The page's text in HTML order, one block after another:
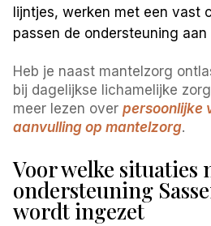
lijntjes, werken met een vast
passen de ondersteuning
Heb je naast mantelzorg
bij dagelijkse lichamelijke
meer lezen overpersoonlijke
aanvulling op mantelzorg.
Voor welke situaties
ondersteuning
wordt ingezet